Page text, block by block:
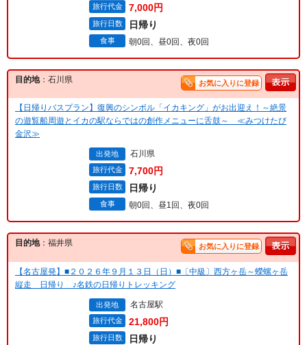
旅行代金 7,000円
旅行日数 日帰り
食事 朝0回、昼0回、夜0回
目的地：石川県 お気に入りに登録
【日帰りバスプラン】復興のシンボル「イカキング」がお出迎え！～絶景
の遊覧船周遊とイカの駅ならではの創作メニューに舌鼓～ ≪みつけたび
金沢≫
出発地 石川県
旅行代金 7,700円
旅行日数 日帰り
食事 朝0回、昼1回、夜0回
目的地：福井県 お気に入りに登録
【名古屋発】■２０２６年９月１３日（日）■〔中級〕西方ヶ岳～蠑螺ヶ岳
縦走 日帰り ♪名鉄の日帰りトレッキング
出発地 名古屋駅
旅行代金 21,800円
旅行日数 日帰り